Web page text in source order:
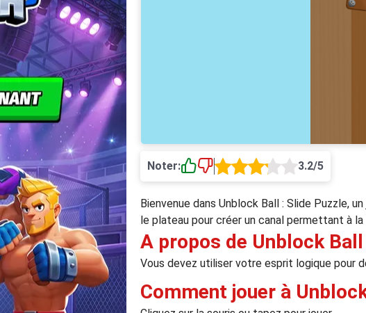
Noter: 3.2/5
Bienvenue dans Unblock Ball : Slide Puzzle,
le plateau pour créer un canal permettant à
A propos de Unblock
Vous devez utiliser votre esprit logique pour
Comment jouer à